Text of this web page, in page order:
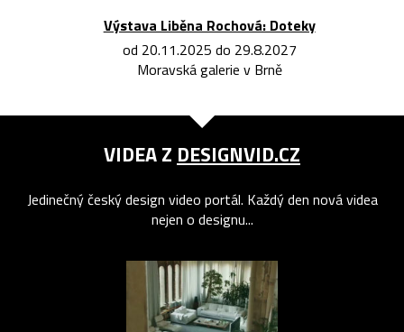
Výstava Liběna Rochová: Doteky
od 20.11.2025 do 29.8.2027
Moravská galerie v Brně
VIDEA Z DESIGNVID.CZ
Jedinečný český design video portál. Každý den nová videa
nejen o designu...